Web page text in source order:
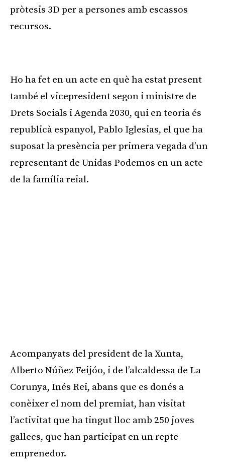
pròtesis 3D per a persones amb escassos
recursos.
Ho ha fet en un acte en què ha estat present
també el vicepresident segon i ministre de
Drets Socials i Agenda 2030, qui en teoria és
republicà espanyol, Pablo Iglesias, el que ha
suposat la presència per primera vegada d’un
representant de Unidas Podemos en un acte
de la família reial.
Acompanyats del president de la Xunta,
Alberto Núñez Feijóo, i de l’alcaldessa de La
Corunya, Inés Rei, abans que es donés a
conèixer el nom del premiat, han visitat
l’activitat que ha tingut lloc amb 250 joves
gallecs, que han participat en un repte
emprenedor.